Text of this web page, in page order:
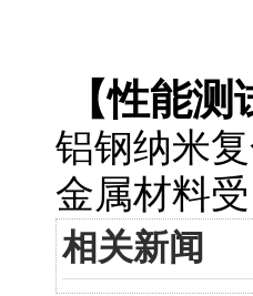
【性能测
铝钢纳米
金属材料
相关新闻